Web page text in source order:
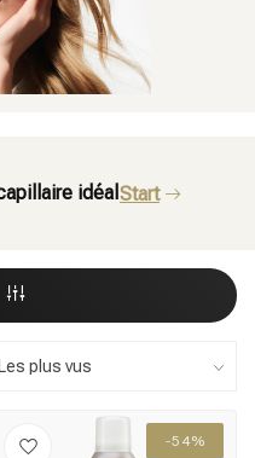
idéal Start
-54%